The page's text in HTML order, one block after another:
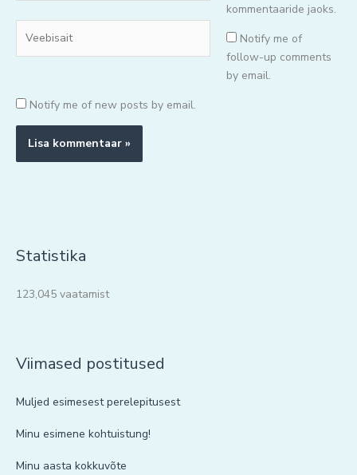
kommentaaride jaoks.
Notify me of
follow-up comments
by email.
Notify me of new posts by email.
Statistika
123,045 vaatamist
Viimased postitused
Muljed esimesest perelepitusest
Minu esimene kohtuistung!
Minu aasta kokkuvõte